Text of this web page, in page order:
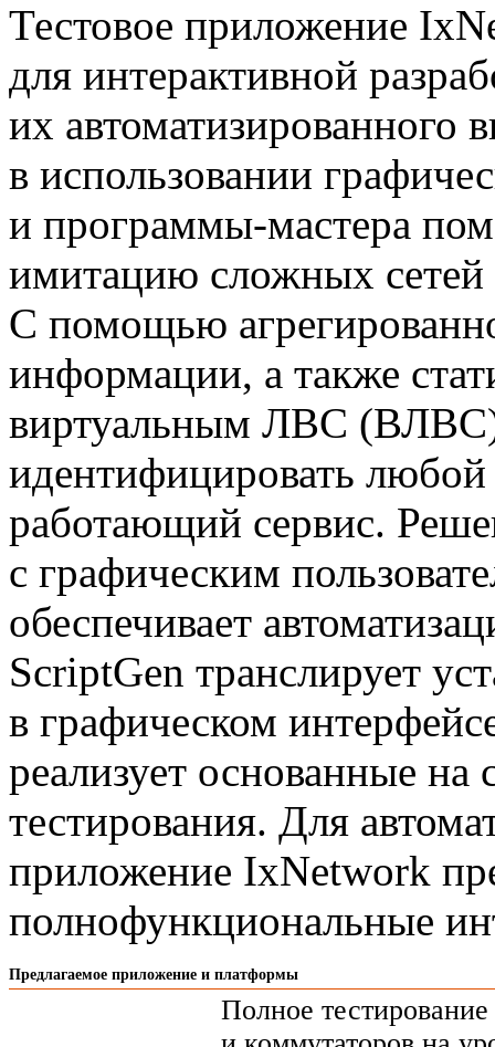
Тестовое приложение
для интерактивной
их автоматизированного
в использовании
и программы-мастера
имитацию сложных сетей
С помощью
информации, а также
виртуальным ЛВС
идентифицировать
работающий сервис.
с графическим
обеспечивает
ScriptGen транслирует
в графическом
реализует основанные на
тестирования. Для
приложение IxNetwork
полнофункциональные
Предлагаемое приложение и платформы
Полное